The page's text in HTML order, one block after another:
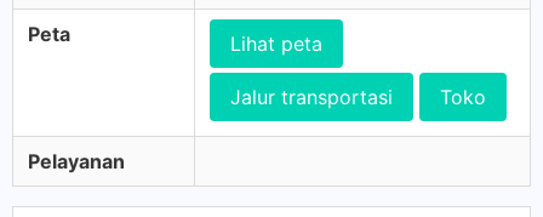
Peta Lihat peta
Jalur transportasi Toko
Pelayanan